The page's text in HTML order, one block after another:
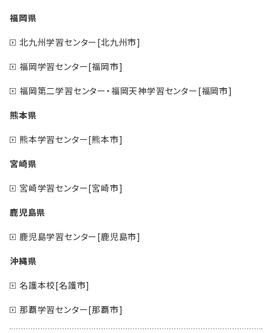
福岡県
北九州学習センター[北九州市]
福岡学習センター[福岡市]
福岡第二学習センター・福岡天神学習センター[福岡市]
熊本県
熊本学習センター[熊本市]
宮崎県
宮崎学習センター[宮崎市]
鹿児島県
鹿児島学習センター[鹿児島市]
沖縄県
名護本校[名護市]
那覇学習センター[那覇市]